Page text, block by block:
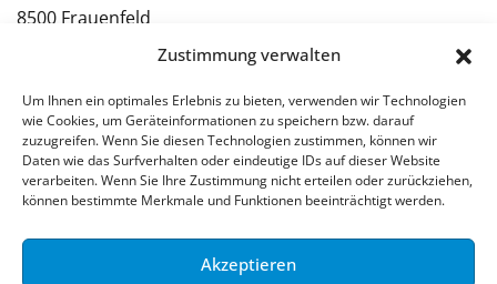
Zustimmung verwalten
Um Ihnen ein optimales Erlebnis zu bieten, verwenden wir Technologien
wie Cookies, um Geräteinformationen zu speichern bzw. darauf
zuzugreifen. Wenn Sie diesen Technologien zustimmen, können wir
Daten wie das Surfverhalten oder eindeutige IDs auf dieser Website
verarbeiten. Wenn Sie Ihre Zustimmung nicht erteilen oder zurückziehen,
können bestimmte Merkmale und Funktionen beeinträchtigt werden.
Akzeptieren
8500 Frauenfeld
Tel.: 052 224 09 09
Bewerben Frauenfeld
Stellenmeldung Frauenfeld
© 2026 Stellenpartner AG